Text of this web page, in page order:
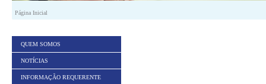
Página Inicial
QUEM SOMOS
NOTÍCIAS
INFORMAÇÃO REQUERENTE